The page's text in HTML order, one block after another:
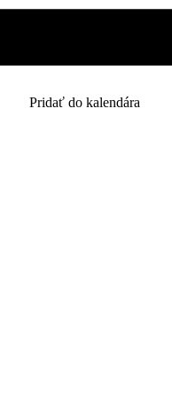
Pridať do kalendára